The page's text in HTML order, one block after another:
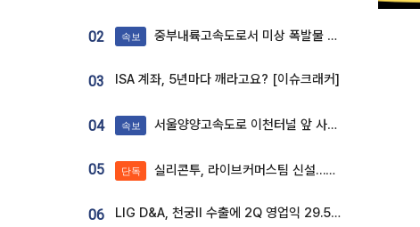
02 속보 중부내륙고속도로서 미상 폭발물 발견
03 ISA 계좌, 5년마다 깨라고요? [이슈크래커]
04 속보 서울양양고속도로 이천터널 앞 사고 발생
05 단독 실리콘투, 라이브커머스팀 신설…K뷰티 ‘글로벌 판매망’ 확대[K뷰티 라방戰]
06 LIG D&A, 천궁Ⅱ 수출에 2Q 영업익 29.5%↑…수주잔고 24.6조 [종합]